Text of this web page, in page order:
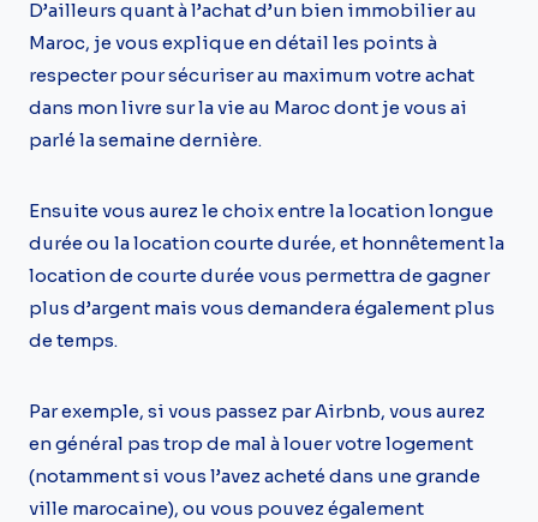
D’ailleurs quant à l’achat d’un bien immobilier au
Maroc, je vous explique en détail les points à
respecter pour sécuriser au maximum votre achat
dans mon livre sur la vie au Maroc dont je vous ai
parlé la semaine dernière.
Ensuite vous aurez le choix entre la location longue
durée ou la location courte durée, et honnêtement la
location de courte durée vous permettra de gagner
plus d’argent mais vous demandera également plus
de temps.
Par exemple, si vous passez par Airbnb, vous aurez
en général pas trop de mal à louer votre logement
(notamment si vous l’avez acheté dans une grande
ville marocaine), ou vous pouvez également